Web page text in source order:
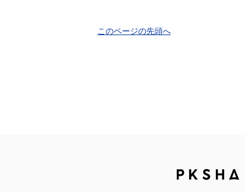
このページの先頭へ